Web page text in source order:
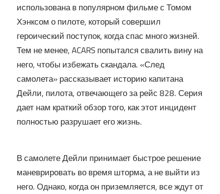
использована в популярном фильме с Томом
Хэнксом о пилоте, который совершил
героический поступок, когда спас много жизней.
Тем не менее, ACARS попытался свалить вину на
него, чтобы избежать скандала. «След
самолета» рассказывает историю капитана
Дейли, пилота, отвечающего за рейс 828. Серия
дает нам краткий обзор того, как этот инцидент
полностью разрушает его жизнь.
В самолете Дейли принимает быстрое решение
маневрировать во время шторма, а не выйти из
него. Однако, когда он приземляется, все ждут от